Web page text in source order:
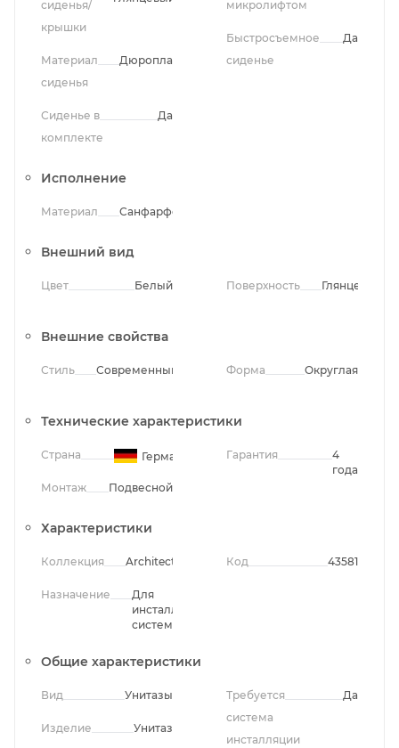
сиденья/
крышки
Материал
сиденья
Дюропласт
Сиденье в
комплекте
Да
микролифтом
Быстросъемное
сиденье
Да
Исполнение
Материал Санфарфор
Внешний вид
Цвет Белый Поверхность Глянцевая
Внешние свойства
Стиль Современный Форма Округлая
Технические характеристики
Страна Германия
Монтаж Подвесной
Гарантия
4
года
Характеристики
Коллекция Architectura
Назначение
Для
инсталляционных
систем
Код 43581
Общие характеристики
Вид Унитазы
Изделие Унитаз
Требуется
система
инсталляции
Да